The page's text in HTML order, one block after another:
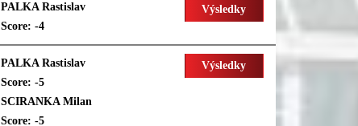
PALKA Rastislav
Score: -4
Výsledky
PALKA Rastislav
Score: -5
Výsledky
SCIRANKA Milan
Score: -5